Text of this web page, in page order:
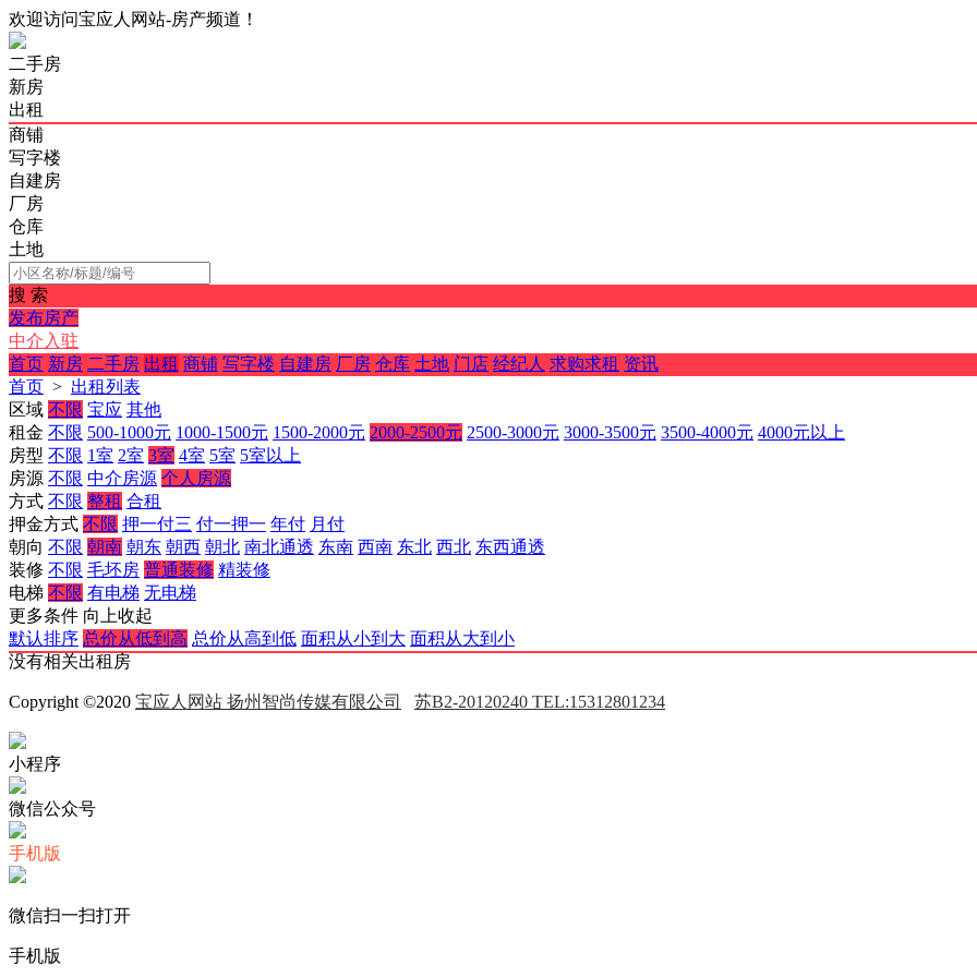
欢迎访问宝应人网站-房产频道！
二手房
新房
出租
商铺
写字楼
自建房
厂房
仓库
土地
搜 索
发布房产
中介入驻
首页 新房 二手房 出租 商铺 写字楼 自建房 厂房 仓库 土地 门店 经纪人 求购求租 资讯
首页 > 出租列表
区域 不限 宝应 其他
租金 不限 500-1000元 1000-1500元 1500-2000元 2000-2500元 2500-3000元 3000-3500元 3500-4000元 4000元以上
房型 不限 1室 2室 3室 4室 5室 5室以上
房源 不限 中介房源 个人房源
方式 不限 整租 合租
押金方式 不限 押一付三 付一押一 年付 月付
朝向 不限 朝南 朝东 朝西 朝北 南北通透 东南 西南 东北 西北 东西通透
装修 不限 毛坯房 普通装修 精装修
电梯 不限 有电梯 无电梯
更多条件 向上收起
默认排序 总价从低到高 总价从高到低 面积从小到大 面积从大到小
没有相关出租房
Copyright ©2020 宝应人网站 扬州智尚传媒有限公司 苏B2-20120240 TEL:15312801234
小程序
微信公众号
手机版
微信扫一扫打开
手机版